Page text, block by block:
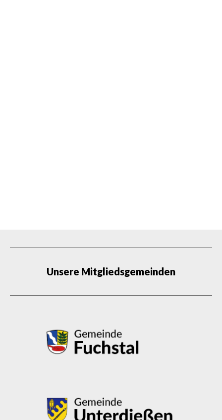
Unsere Mitgliedsgemeinden